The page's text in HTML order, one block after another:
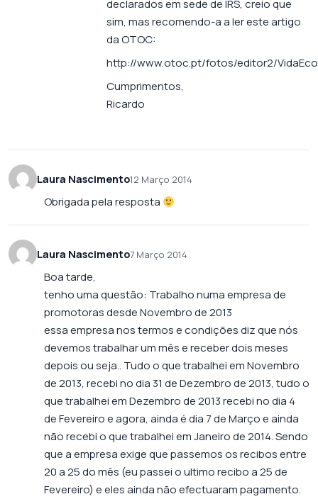
declarados em sede de IRS, creio que
sim, mas recomendo-a a ler este artigo
da OTOC:
http://www.otoc.pt/fotos/editor2/
Cumprimentos,
Ricardo
Laura Nascimento12 Março 2014
Obrigada pela resposta
Laura Nascimento7 Março 2014
Boa tarde,
tenho uma questão: Trabalho numa empresa de
promotoras desde Novembro de 2013
essa empresa nos termos e condições diz que nós
devemos trabalhar um mês e receber dois meses
depois ou seja.. Tudo o que trabalhei em Novembro
de 2013, recebi no dia 31 de Dezembro de 2013, tudo o
que trabalhei em Dezembro de 2013 recebi no dia 4
de Fevereiro e agora, ainda é dia 7 de Março e ainda
não recebi o que trabalhei em Janeiro de 2014. Sendo
que a empresa exige que passemos os recibos entre
20 a 25 do mês (eu passei o ultimo recibo a 25 de
Fevereiro) e eles ainda não efectuaram pagamento.